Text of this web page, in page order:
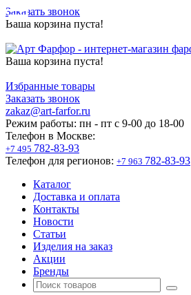
Заказать звонок
Ваша корзина пуста!
Ваша корзина пуста!
Избранные товары
Заказать звонок
zakaz@art-farfor.ru
Режим работы: пн - пт c 9-00 до 18-00
Телефон в Москве:
+7 495 782-83-93
Телефон для регионов: +7 963 782-83-93
Каталог
Доставка и оплата
Контакты
Новости
Статьи
Изделия на заказ
Акции
Бренды